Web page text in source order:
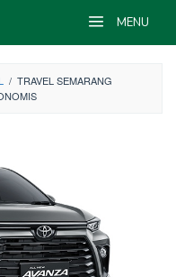
MENU
/ TRAVEL SEMARANG